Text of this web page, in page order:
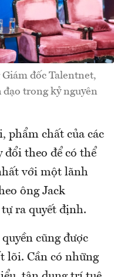
đốc Talentnet,
đạo trong kỷ nguyên
phẩm chất của các
đổi theo để có thể
với một lãnh
ông Jack
ra quyết định.
cũng được
lõi. Cần có những